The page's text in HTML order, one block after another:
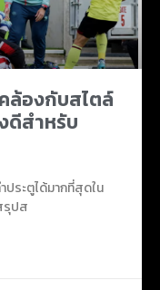
ล้องกับสไตล์
ดีสำหรับ
ระตูได้มากที่สุดใน
รุปส